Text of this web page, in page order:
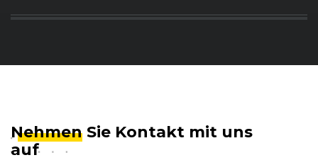
Nehmen Sie Kontakt mit uns
auf